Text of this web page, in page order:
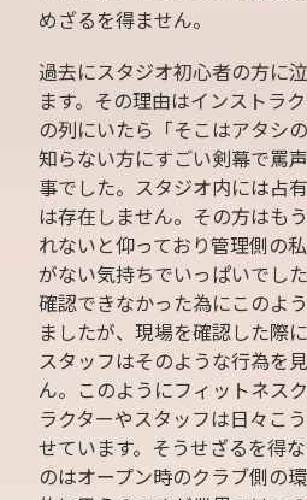
めざるを得ません。
過去にスタジオ初心者の方に
ます。その理由はインストラ
の列にいたら「そこはアタシ
知らない方にすごい剣幕で罵
事でした。スタジオ内には占
は存在しません。その方はも
れないと仰っており管理側の
がない気持ちでいっぱいでし
確認できなかった為にこのよ
ましたが、現場を確認した際
スタッフはそのような行為を
ん。このようにフィットネス
ラクターやスタッフは日々こ
せています。そうせざるを得
のはオープン時のクラブ側の